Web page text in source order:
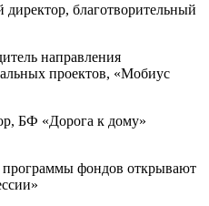
директор, благотворительный
направления
проектов, «Мобиус
БФ «Дорога к дому»
программы фондов открывают